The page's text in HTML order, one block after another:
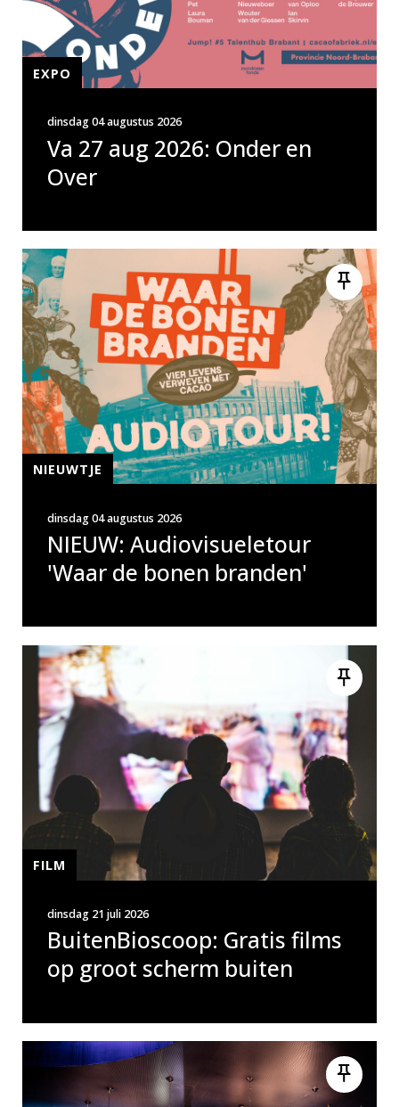
Va 27 aug 2026: Onder en
Over
dinsdag 04 augustus 2026
EXPO
NIEUW: Audiovisueletour
'Waar de bonen branden'
dinsdag 04 augustus 2026
NIEUWTJE
BuitenBioscoop: Gratis films
op groot scherm buiten
dinsdag 21 juli 2026
FILM